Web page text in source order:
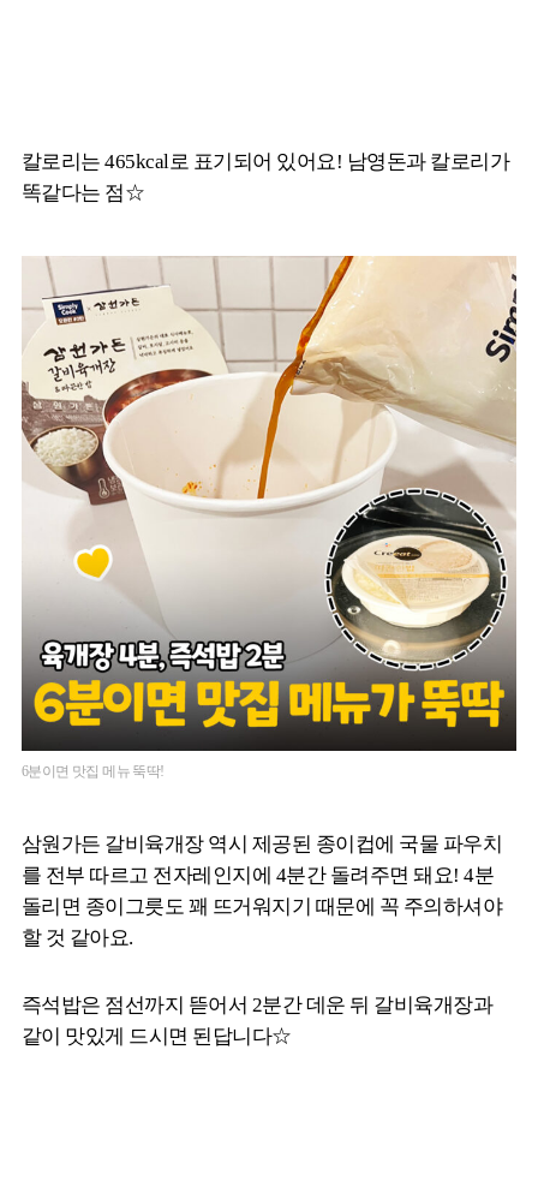
칼로리는 465kcal로 표기되어 있어요! 남영돈과 칼로리가
똑같다는 점☆
6분이면 맛집 메뉴 뚝딱!
삼원가든 갈비육개장 역시 제공된 종이컵에 국물 파우치
를 전부 따르고 전자레인지에 4분간 돌려주면 돼요! 4분
돌리면 종이그릇도 꽤 뜨거워지기 때문에 꼭 주의하셔야
할 것 같아요.
즉석밥은 점선까지 뜯어서 2분간 데운 뒤 갈비육개장과
같이 맛있게 드시면 된답니다☆